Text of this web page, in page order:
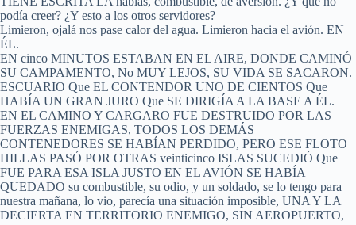
podía creer? ¿Y esto a los otros servidores?
Limieron, ojalá nos pase calor del agua. Limieron hacia el avión. EN
ÉL.
EN cinco MINUTOS ESTABAN EN EL AIRE, DONDE CAMINÓ
SU CAMPAMENTO, No MUY LEJOS, SU VIDA SE SACARON.
ESCUARIO Que EL CONTENDOR UNO DE CIENTOS Que
HABÍA UN GRAN JURO Que SE DIRIGÍA A LA BASE A ÉL.
EN EL CAMINO Y CARGARO FUE DESTRUIDO POR LAS
FUERZAS ENEMIGAS, TODOS LOS DEMÁS
CONTENEDORES SE HABÍAN PERDIDO, PERO ESE FLOTO
HILLAS PASÓ POR OTRAS veinticinco ISLAS SUCEDIÓ Que
FUE PARA ESA ISLA JUSTO EN EL AVIÓN SE HABÍA
QUEDADO su combustible, su odio, y un soldado, se lo tengo para
nuestra mañana, lo vio, parecía una situación imposible, UNA Y LA
DECIERTA EN TERRITORIO ENEMIGO, SIN AEROPUERTO,